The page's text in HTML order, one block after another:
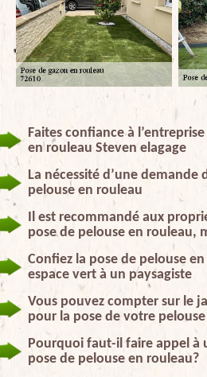
Faites confiance à
en rouleau Steven elagage
La nécessité d’une demande
pelouse en rouleau
Il est recommandé aux
pose de pelouse en rouleau,
Confiez la pose de pelouse
espace vert à un paysagiste
Vous pouvez compter sur le
pour la pose de votre
Pourquoi faut-il faire appel à
pose de pelouse en rouleau?